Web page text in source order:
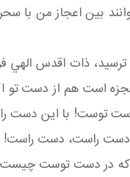
بين اعجاز من با
ذات اقدس الهي
است هم از دست تو
توست! با اين دست
دست راست!
در دست توست